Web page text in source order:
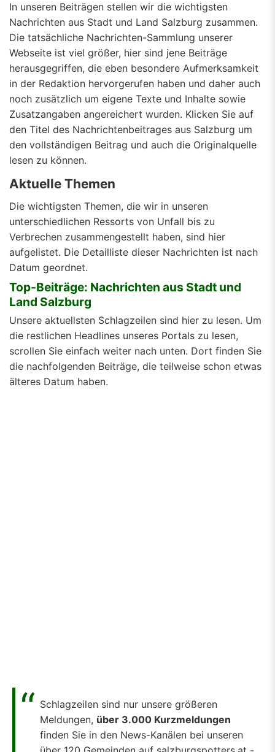
In unseren Beiträgen stellen wir die wichtigsten
Nachrichten aus Stadt und Land Salzburg zusammen.
Die tatsächliche Nachrichten-Sammlung unserer
Webseite ist viel größer, hier sind jene Beiträge
herausgegriffen, die eben besondere Aufmerksamkeit
in der Redaktion hervorgerufen haben und daher auch
noch zusätzlich um eigene Texte und Inhalte sowie
Zusatzangaben angereichert wurden. Klicken Sie auf
den Titel des Nachrichtenbeitrages aus Salzburg um
den vollständigen Beitrag und auch die Originalquelle
lesen zu können.
Aktuelle Themen
Die wichtigsten Themen, die wir in unseren
unterschiedlichen Ressorts von Unfall bis zu
Verbrechen zusammengestellt haben, sind hier
aufgelistet. Die Detailliste dieser Nachrichten ist nach
Datum geordnet.
Top-Beiträge: Nachrichten aus Stadt und
Land Salzburg
Unsere aktuellsten Schlagzeilen sind hier zu lesen. Um
die restlichen Headlines unseres Portals zu lesen,
scrollen Sie einfach weiter nach unten. Dort finden Sie
die nachfolgenden Beiträge, die teilweise schon etwas
älteres Datum haben.
Schlagzeilen sind nur unsere größeren
Meldungen, über 3.000 Kurzmeldungen
finden Sie in den News-Kanälen bei unseren